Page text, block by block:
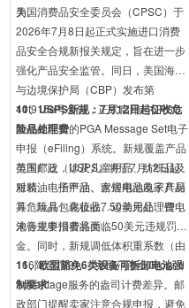
为。
美国消费品安全委员会（CPSC）于
2026年7月8日起正式实施进口消费
品安全合规新报关规定，旨在进一步
强化产品安全监管。同日，美国海关
与边境保护局（CBP）发布第
41f915e号公告，正式启用与CPSC
新规相配套的PGA Message Set电子
申报（eFiling）系统。新规覆盖产品
范围广泛，涉及儿童用品、纺织品及
服装、电子产品、家居用品及家具厨
具、玩具、化妆品、运动用品、锂电
池等主要消费品类。
10、USPS新规：7月12日起征收危
险品处理费
美国邮政（USPS）将于7月12日起
对精油、指甲油、含锂电池电子产品
等危险品包裹征收7.50美元处理费，
未合规申报者将面临50美元违规罚
金。同时，新规调低体积重系数（由
166降至139），并取消商业Ground
Advantage服务的盎司计费差异。邮
政部门提醒卖家注意合规申报，避免
11、欧盟豁免6类设备可拆卸电池强
制要求